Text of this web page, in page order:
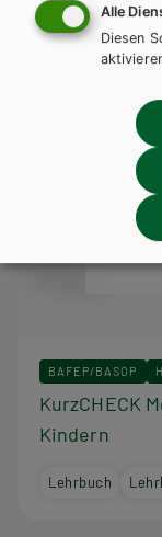
BAFEP/BASOP
KurzCHECK
Kindern
Lehrbuch
Alle
Diesen